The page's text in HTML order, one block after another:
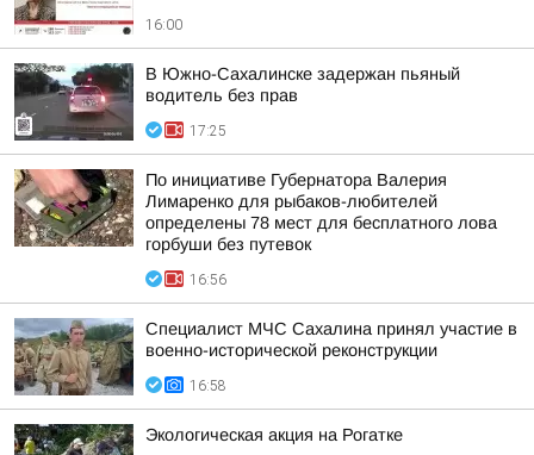
16:00
В Южно-Сахалинске задержан пьяный
водитель без прав
17:25
По инициативе Губернатора Валерия
Лимаренко для рыбаков-любителей
определены 78 мест для бесплатного лова
горбуши без путевок
16:56
Специалист МЧС Сахалина принял участие в
военно-исторической реконструкции
16:58
Экологическая акция на Рогатке